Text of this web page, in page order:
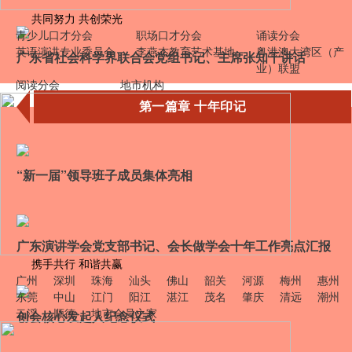
共同努力 共创荣光
青少儿口才分会
职场口才分会
诵读分会
英语演讲专业委员会
李燕杰教育艺术基地
粤港澳大湾区（产
业）联盟
阅读分会
地市机构
携手共行 和谐共赢
广州
深圳 珠海 汕头 佛山 韶关 河源 梅州
惠州
东莞
中山 江门 阳江 湛江 茂名 肇庆 清远
潮州
云浮
顺德 地市会员之家
广东省社会科学界联合会党组书记、主席张知干讲话
第一篇章 十年印记
“新一届”领导班子成员集体亮相
广东演讲学会党支部书记、会长做学会十年工作亮点汇报
创会核心发起人纪念仪式